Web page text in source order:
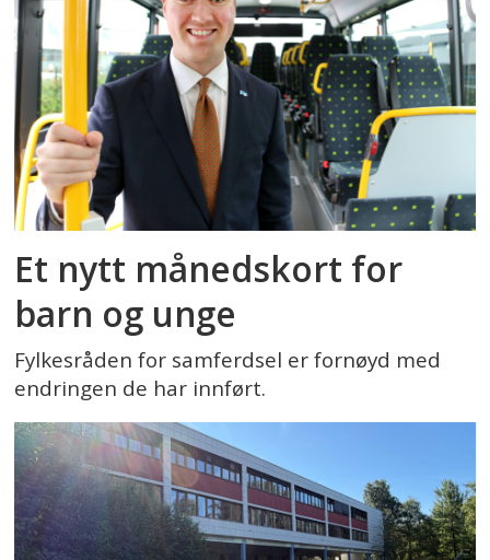
Et nytt månedskort for
barn og unge
Fylkesråden for samferdsel er fornøyd med
endringen de har innført.